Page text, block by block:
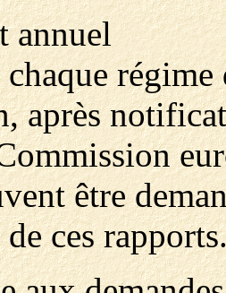
annuel
après
être
ces